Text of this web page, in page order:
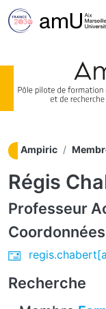
Ampiric
Régis
Professeur
Coordonnées
Recherche